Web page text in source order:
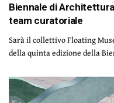
Biennale di
team curatoriale
Sarà il collettivo Floating
della quinta edizione della